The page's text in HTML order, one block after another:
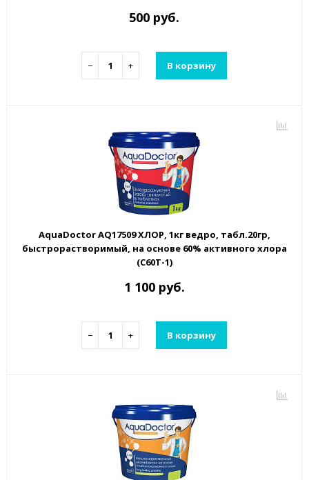
500 руб.
− + В корзину
AquaDoctor AQ17509 ХЛОР, 1кг ведро, табл.20гр,
быстрорастворимый, на основе 60% активного хлора
(C60T-1)
1 100 руб.
− + В корзину